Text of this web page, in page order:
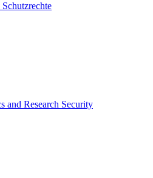
and Research Security